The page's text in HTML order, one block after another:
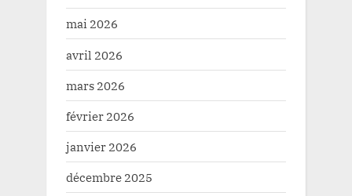
mai 2026
avril 2026
mars 2026
février 2026
janvier 2026
décembre 2025